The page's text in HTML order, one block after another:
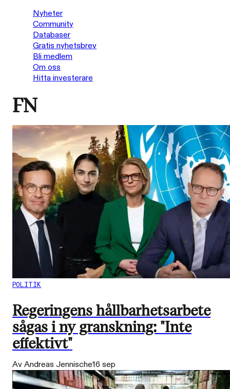
Nyheter
Community
Databaser
Gratis nyhetsbrev
Bli medlem
Om oss
Hitta investerare
FN
POLITIK
Regeringens hållbarhetsarbete
sågas i ny granskning: "Inte
effektivt"
Av Andreas Jennische16 sep